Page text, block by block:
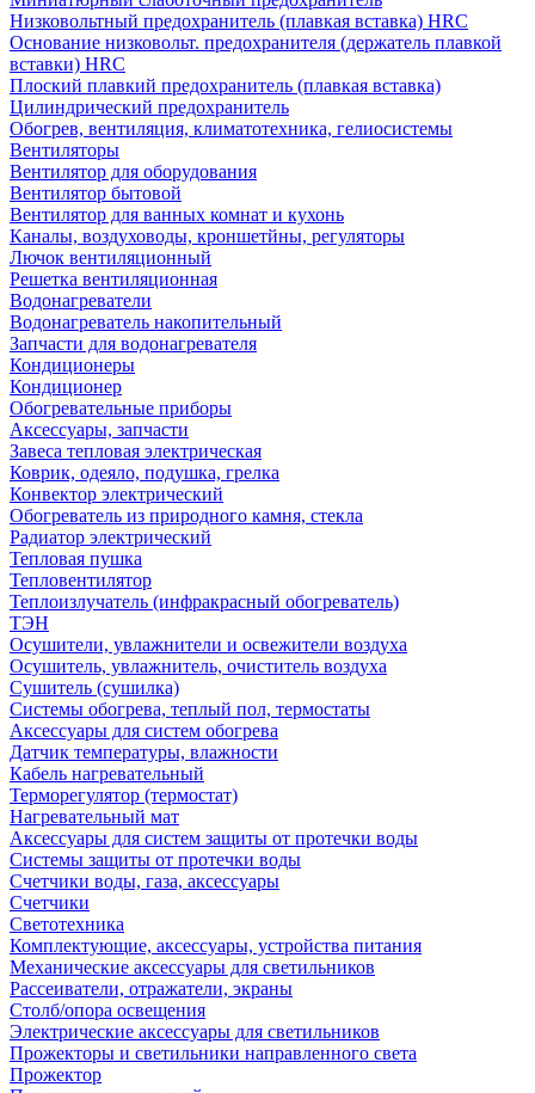
Низковольтный предохранитель (плавкая вставка) HRC
Основание низковольт. предохранителя (держатель плавкой
вставки) HRC
Плоский плавкий предохранитель (плавкая вставка)
Цилиндрический предохранитель
Обогрев, вентиляция, климатотехника, гелиосистемы
Вентиляторы
Вентилятор для оборудования
Вентилятор бытовой
Вентилятор для ванных комнат и кухонь
Каналы, воздуховоды, кроншетйны, регуляторы
Лючок вентиляционный
Решетка вентиляционная
Водонагреватели
Водонагреватель накопительный
Запчасти для водонагревателя
Кондиционеры
Кондиционер
Обогревательные приборы
Аксессуары, запчасти
Завеса тепловая электрическая
Коврик, одеяло, подушка, грелка
Конвектор электрический
Обогреватель из природного камня, стекла
Радиатор электрический
Тепловая пушка
Тепловентилятор
Теплоизлучатель (инфракрасный обогреватель)
ТЭН
Осушители, увлажнители и освежители воздуха
Осушитель, увлажнитель, очиститель воздуха
Сушитель (сушилка)
Системы обогрева, теплый пол, термостаты
Аксессуары для систем обогрева
Датчик температуры, влажности
Кабель нагревательный
Терморегулятор (термостат)
Нагревательный мат
Аксессуары для систем защиты от протечки воды
Системы защиты от протечки воды
Счетчики воды, газа, аксессуары
Счетчики
Светотехника
Комплектующие, аксессуары, устройства питания
Механические аксессуары для светильников
Рассеиватели, отражатели, экраны
Столб/опора освещения
Электрические аксессуары для светильников
Прожекторы и светильники направленного света
Прожектор